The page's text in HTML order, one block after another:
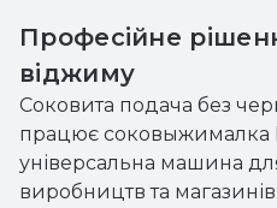
Професійне
віджиму
Соковита подача без
працює соковыжималка
універсальна машина
виробництв та